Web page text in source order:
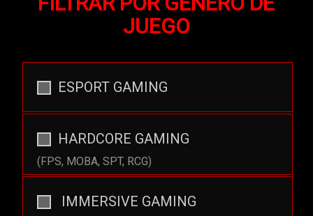
JUEGO
ESPORT GAMING
HARDCORE GAMING
(FPS, MOBA, SPT, RCG)
IMMERSIVE GAMING